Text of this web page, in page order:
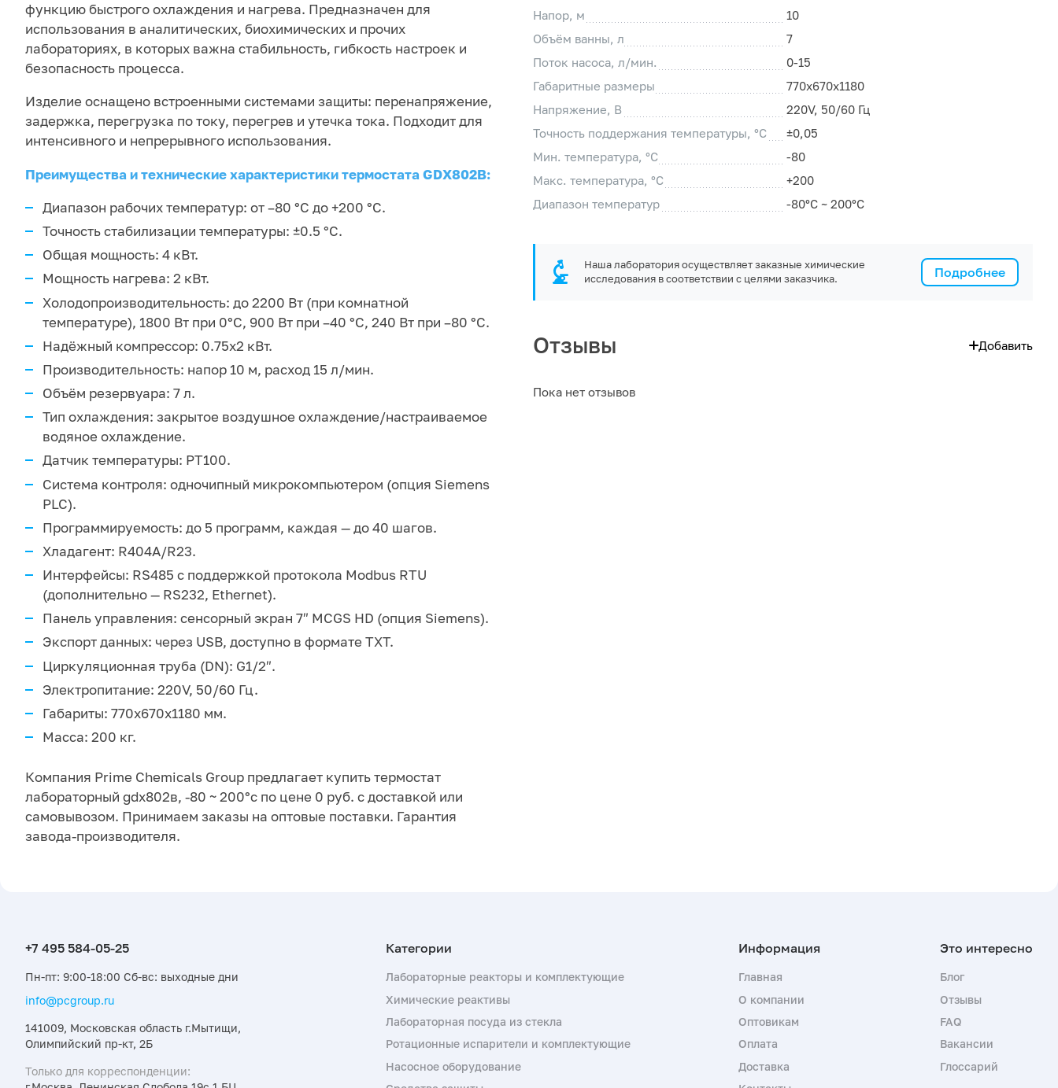
функцию быстрого охлаждения и нагрева. Предназначен для
использования в аналитических, биохимических и прочих
лабораториях, в которых важна стабильность, гибкость настроек и
безопасность процесса.
Изделие оснащено встроенными системами защиты: перенапряжение,
задержка, перегрузка по току, перегрев и утечка тока. Подходит для
интенсивного и непрерывного использования.
Преимущества и технические характеристики термостата GDX802В:
Диапазон рабочих температур: от –80 °C до +200 °C.
Точность стабилизации температуры: ±0.5 °C.
Общая мощность: 4 кВт.
Мощность нагрева: 2 кВт.
Холодопроизводительность: до 2200 Вт (при комнатной
температуре), 1800 Вт при 0°C, 900 Вт при –40 °C, 240 Вт при –80 °C.
Надёжный компрессор: 0.75х2 кВт.
Производительность: напор 10 м, расход 15 л/мин.
Объём резервуара: 7 л.
Тип охлаждения: закрытое воздушное охлаждение/настраиваемое
водяное охлаждение.
Датчик температуры: PT100.
Система контроля: одночипный микрокомпьютером (опция Siemens
PLC).
Программируемость: до 5 программ, каждая — до 40 шагов.
Хладагент: R404А/R23.
Интерфейсы: RS485 с поддержкой протокола Modbus RTU
(дополнительно — RS232, Ethernet).
Панель управления: сенсорный экран 7″ MCGS HD (опция Siemens).
Экспорт данных: через USB, доступно в формате TXT.
Циркуляционная труба (DN): G1/2″.
Электропитание: 220V, 50/60 Гц.
Габариты: 770х670х1180 мм.
Масса: 200 кг.
Компания Prime Chemicals Group предлагает купить термостат
лабораторный gdx802в, -80 ~ 200°с по цене 0 руб. с доставкой или
самовывозом. Принимаем заказы на оптовые поставки. Гарантия
завода-производителя.
Напор, м
10
Объём ванны, л
7
Поток насоса, л/мин.
0-15
Габаритные размеры
770х670х1180
Напряжение, В
220V, 50/60 Гц
Точность поддержания температуры, °C
±0,05
Мин. температура, °С
-80
Макс. температура, °С
+200
Диапазон температур
-80°С ~ 200°С
Подробнее
Наша лаборатория осуществляет заказные химические
исследования в соответствии с целями заказчика.
Отзывы Добавить
Пока нет отзывов
Пн-пт: 9:00-18:00 Сб-вс: выходные дни
info@pcgroup.ru
141009, Московская область г.Мытищи,
Олимпийский пр-кт, 2Б
Только для корреспонденции:
Лабораторные реакторы и комплектующие
Химические реактивы
Лабораторная посуда из стекла
Ротационные испарители и комплектующие
Насосное оборудование
Главная
О компании
Оптовикам
Оплата
Доставка
Блог
Отзывы
FAQ
Вакансии
Глоссарий